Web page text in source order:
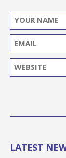
LATEST